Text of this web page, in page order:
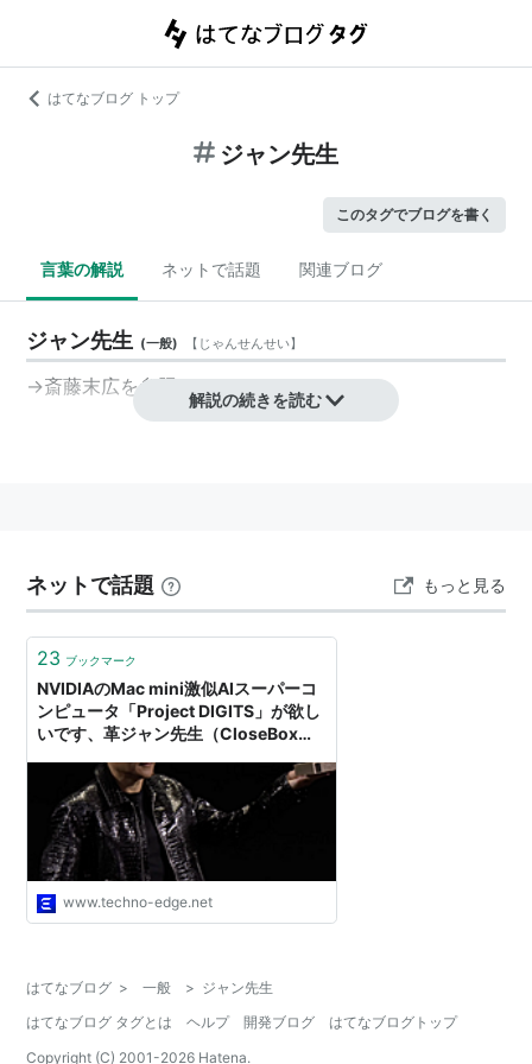
はてなブログ トップ
ジャン先生
このタグでブログを書く
言葉の解説 ネットで話題 関連ブログ
ジャン先生 (一般) 【 じゃんせんせい】
→斎藤末広を参照
解説の続きを読む
ネットで話題 もっと見る
23 ブックマーク
NVIDIAのMac mini激似AIスーパーコ
ンピュータ「Project DIGITS」が欲し
いです、革ジャン先生（CloseBox） |
www.techno-edge.net
はてなブログ > 一般 > ジャン先生
はてなブログ タグとは
ヘルプ 開発ブログ
はてなブログトップ
Copyright (C) 2001-2026 Hatena.